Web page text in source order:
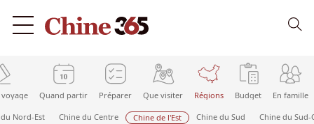
Quand partir Préparer Que visiter Régions Budget En famille
Nord-Est Chine du Centre Chine de l'Est Chine du Sud Chine du Sud-